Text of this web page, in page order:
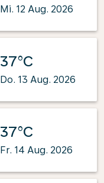
Mi. 12 Aug. 2026
37°C
Do. 13 Aug. 2026
37°C
Fr. 14 Aug. 2026